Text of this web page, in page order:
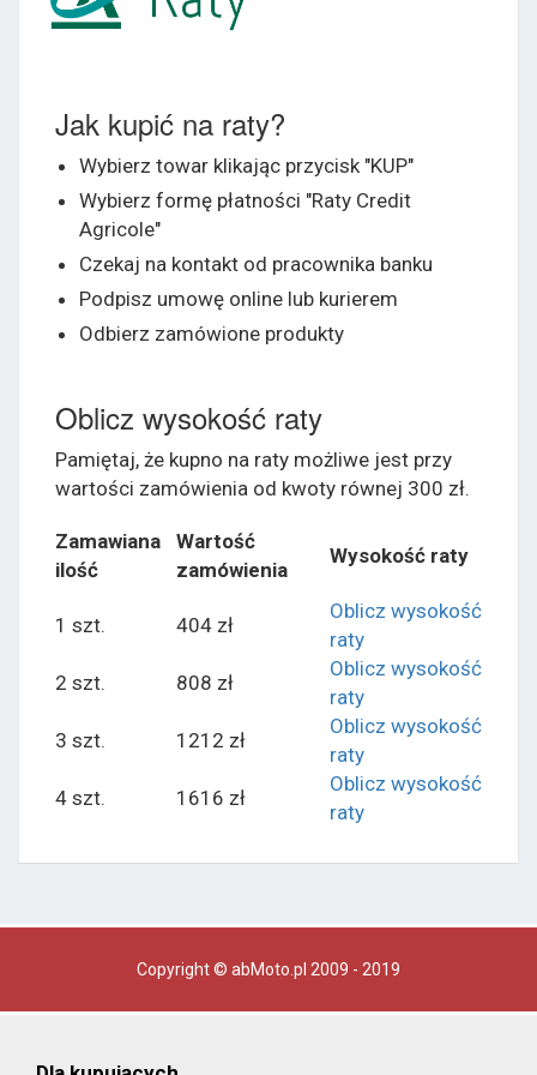
Jak kupić na raty?
Wybierz towar klikając przycisk "KUP"
Wybierz formę płatności "Raty Credit
Agricole"
Czekaj na kontakt od pracownika banku
Podpisz umowę online lub kurierem
Odbierz zamówione produkty
Oblicz wysokość raty
Pamiętaj, że kupno na raty możliwe jest przy
wartości zamówienia od kwoty równej 300 zł.
Zamawiana
ilość
Wartość
zamówienia
Wysokość raty
1 szt. 404 zł
Oblicz wysokość
raty
2 szt.
808 zł
Oblicz wysokość
raty
3 szt.
1212 zł
Oblicz wysokość
raty
4 szt.
1616 zł
Oblicz wysokość
raty
Copyright © abMoto.pl 2009 - 2019